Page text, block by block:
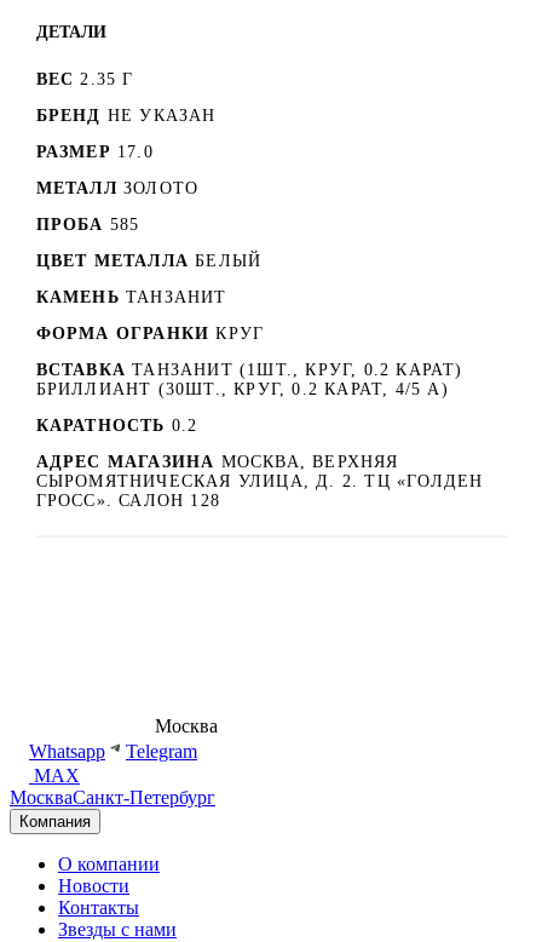
ДЕТАЛИ
ВЕС 2.35 Г
БРЕНД НЕ УКАЗАН
РАЗМЕР 17.0
МЕТАЛЛ ЗОЛОТО
ПРОБА 585
ЦВЕТ МЕТАЛЛА БЕЛЫЙ
КАМЕНЬ ТАНЗАНИТ
ФОРМА ОГРАНКИ КРУГ
ВСТАВКА ТАНЗАНИТ (1ШТ., КРУГ, 0.2 КАРАТ)
БРИЛЛИАНТ (30ШТ., КРУГ, 0.2 КАРАТ, 4/5 А)
КАРАТНОСТЬ 0.2
АДРЕС МАГАЗИНА МОСКВА, ВЕРХНЯЯ
СЫРОМЯТНИЧЕСКАЯ УЛИЦА, Д. 2. ТЦ «ГОЛДЕН
ГРОСС». САЛОН 128
Москва
Whatsapp
Telegram
MAX
МоскваСанкт-Петербург
Компания
О компании
Новости
Контакты
Звезды с нами